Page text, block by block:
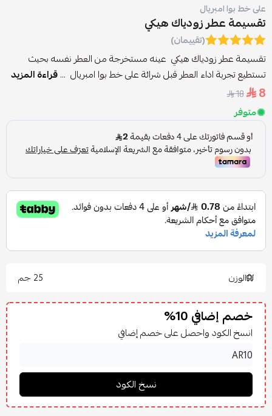
على خط بوا امبريال
تقسيمة عطر زودياك هيكي
(تقييمان)
تقسيمة عطر زودياك هيكي عينه مستخرجة من العطر نفسه بحيث
تستطيع تجربة اداء العطر قبل شرائة على خط بوا امبريال ...قراءة المزيد
8
18
متوفر
الوزن 25 جم
خصم إضافي 10%
انسخ الكود واحصل على خصم إضافي